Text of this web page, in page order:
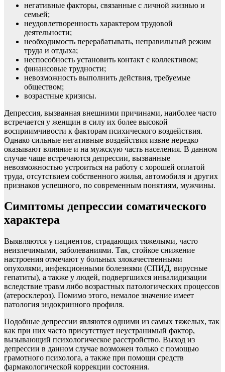
негативные факторы, связанные с личной жизнью и
семьей;
неудовлетворенность характером трудовой
деятельности;
необходимость перерабатывать, неправильный режим
труда и отдыха;
неспособность установить контакт с коллективом;
финансовые трудности;
невозможность выполнить действия, требуемые
обществом;
возрастные кризисы.
Депрессия, вызванная внешними причинами, наиболее часто
встречается у женщин в силу их более высокой
восприимчивости к факторам психического воздействия.
Однако сильные негативные воздействия извне нередко
оказывают влияние и на мужскую часть населения. В данном
случае чаще встречаются депрессии, вызванные
невозможностью устроиться на работу с хорошей оплатой
труда, отсутствием собственного жилья, автомобиля и других
признаков успешного, по современным понятиям, мужчины.
Симптомы депрессии соматического
характера
Выявляются у пациентов, страдающих тяжелыми, часто
неизлечимыми, заболеваниями. Так, стойкое снижение
настроения отмечают у больных злокачественными
опухолями, инфекционными болезнями (СПИД, вирусные
гепатиты), а также у людей, подвергшихся инвалидизации
вследствие травм либо возрастных патологических процессов
(атеросклероз). Помимо этого, немалое значение имеет
патология эндокринного профиля.
Подобные депрессии являются одними из самых тяжелых, так
как при них часто присутствует неустранимый фактор,
вызывающий психологическое расстройство. Выход из
депрессии в данном случае возможен только с помощью
грамотного психолога, а также при помощи средств
фармакологической коррекции состояния.